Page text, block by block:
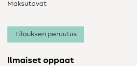
Maksutavat
Tilauksen peruutus
Ilmaiset oppaat